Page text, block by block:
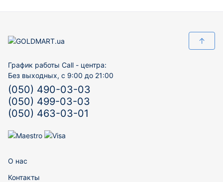
↑
График работы Call - центра:
Без выходных, с 9:00 до 21:00
(050) 490-03-03
(050) 499-03-03
(050) 463-03-01
О нас
Контакты